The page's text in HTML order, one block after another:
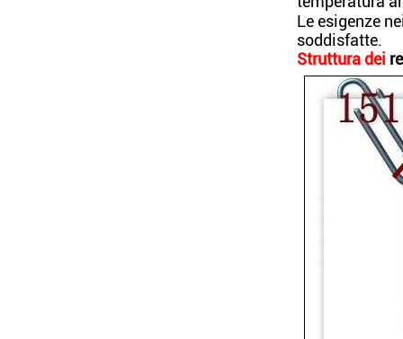
Le esigenze
soddisfatte.
Struttura dei